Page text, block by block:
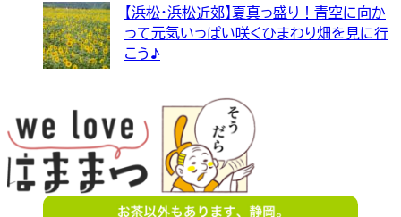
【浜松・浜松近郊】夏真っ盛り！青空に向か
って元気いっぱい咲くひまわり畑を見に行
こう♪